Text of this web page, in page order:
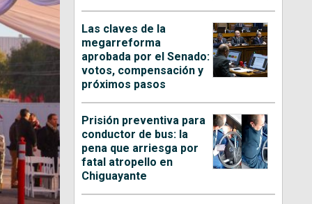
Las claves de la
megarreforma
aprobada por el Senado:
votos, compensación y
próximos pasos
Prisión preventiva para
conductor de bus: la
pena que arriesga por
fatal atropello en
Chiguayante